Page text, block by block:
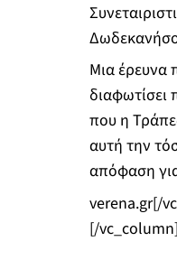
Μια έρευνα
που η
αυτή την
απόφαση
verena.gr[/
[/